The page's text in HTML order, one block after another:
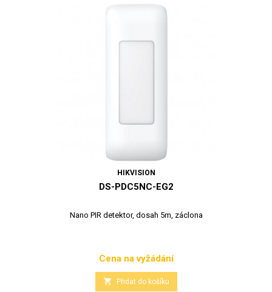
HIKVISION
DS-PDC5NC-EG2
Nano PIR detektor, dosah 5m, záclona
Cena
Cena na vyžádání
 Přidat do košíku